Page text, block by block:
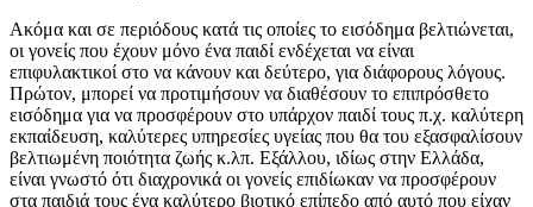
Ακόμα και σε περιόδους κατά τις οποίες το εισόδημα βελτιώνεται,
οι γονείς που έχουν μόνο ένα παιδί ενδέχεται να είναι
επιφυλακτικοί στο να κάνουν και δεύτερο, για διάφορους λόγους.
Πρώτον, μπορεί να προτιμήσουν να διαθέσουν το επιπρόσθετο
εισόδημα για να προσφέρουν στο υπάρχον παιδί τους π.χ. καλύτερη
εκπαίδευση, καλύτερες υπηρεσίες υγείας που θα του εξασφαλίσουν
βελτιωμένη ποιότητα ζωής κ.λπ. Εξάλλου, ιδίως στην Ελλάδα,
είναι γνωστό ότι διαχρονικά οι γονείς επιδίωκαν να προσφέρουν
στα παιδιά τους ένα καλύτερο βιοτικό επίπεδο από αυτό που είχαν